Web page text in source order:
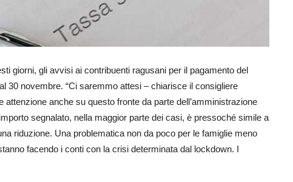
giorni, gli avvisi ai contribuenti ragusani per il pagamento del
30 novembre. “Ci saremmo attesi – chiarisce il consigliere
attenzione anche su questo fronte da parte dell’amministrazione
segnalato, nella maggior parte dei casi, è pressoché simile a
riduzione. Una problematica non da poco per le famiglie meno
facendo i conti con la crisi determinata dal lockdown. I